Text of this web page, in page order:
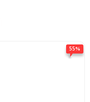
55%